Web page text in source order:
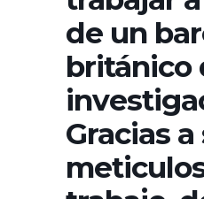
de un
británico
Gracias a